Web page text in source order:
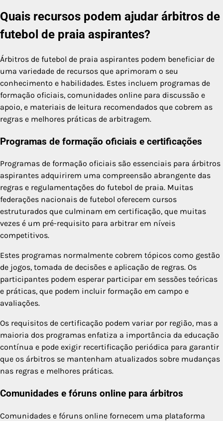
Quais recursos podem ajudar árbitros de
futebol de praia aspirantes?
Árbitros de futebol de praia aspirantes podem beneficiar de
uma variedade de recursos que aprimoram o seu
conhecimento e habilidades. Estes incluem programas de
formação oficiais, comunidades online para discussão e
apoio, e materiais de leitura recomendados que cobrem as
regras e melhores práticas de arbitragem.
Programas de formação oficiais e certificações
Programas de formação oficiais são essenciais para árbitros
aspirantes adquirirem uma compreensão abrangente das
regras e regulamentações do futebol de praia. Muitas
federações nacionais de futebol oferecem cursos
estruturados que culminam em certificação, que muitas
vezes é um pré-requisito para arbitrar em níveis
competitivos.
Estes programas normalmente cobrem tópicos como gestão
de jogos, tomada de decisões e aplicação de regras. Os
participantes podem esperar participar em sessões teóricas
e práticas, que podem incluir formação em campo e
avaliações.
Os requisitos de certificação podem variar por região, mas a
maioria dos programas enfatiza a importância da educação
contínua e pode exigir recertificação periódica para garantir
que os árbitros se mantenham atualizados sobre mudanças
nas regras e melhores práticas.
Comunidades e fóruns online para árbitros
Comunidades e fóruns online fornecem uma plataforma